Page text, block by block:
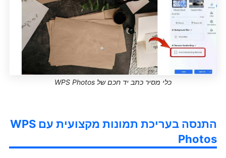
כלי מסיר כתב יד חכם של WPS Photos
התנסה בעריכת תמונות מקצועית עם WPS
Photos